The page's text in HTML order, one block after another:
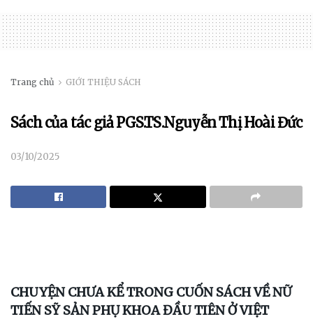
Trang chủ GIỚI THIỆU SÁCH
Sách của tác giả PGS.TS.Nguyễn Thị Hoài Đức
03/10/2025
CHUYỆN CHƯA KỂ TRONG CUỐN SÁCH VỀ NỮ
TIẾN SỸ SẢN PHỤ KHOA ĐẦU TIÊN Ở VIỆT